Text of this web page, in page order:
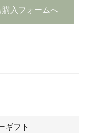
入フォームへ
ギフト